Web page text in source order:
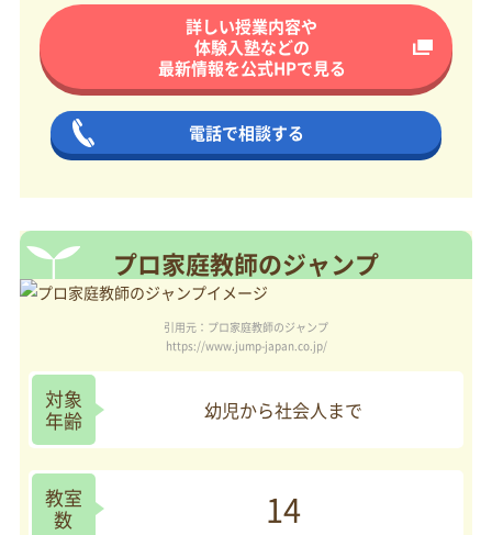
詳しい授業内容や
体験入塾などの
最新情報を公式HPで見る
電話で相談する
プロ家庭教師のジャンプ
引用元：プロ家庭教師のジャンプ
https://www.jump-japan.co.jp/
対象
年齢
幼児から社会人まで
教室
数
14